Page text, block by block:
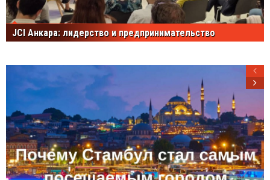
JCI Анкара: лидерство и предпринимательство